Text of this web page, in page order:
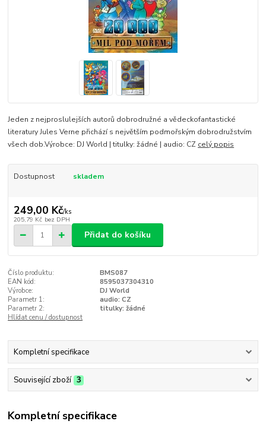
Jeden z nejproslulejších autorů dobrodružné a vědeckofantastické
literatury Jules Verne přichází s největším podmořským dobrodružstvím
všech dob.Výrobce: DJ World | titulky: žádné | audio: CZ celý popis
Dostupnost skladem
249,00 Kč/ks
205,79 Kč bez DPH
Přidat do košíku
Číslo produktu:
BMS087
EAN kód:
8595037304310
Výrobce:
DJ World
Parametr 1:
audio: CZ
Parametr 2:
titulky: žádné
Hlídat cenu / dostupnost
Kompletní specifikace
Související zboží 3
Kompletní specifikace